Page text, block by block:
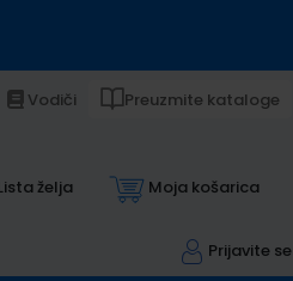
Vodiči Preuzmite kataloge
želja Moja košarica
Prijavite se